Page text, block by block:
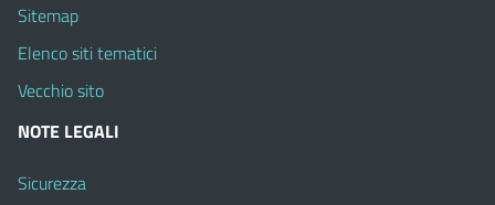
Sitemap
Elenco siti tematici
Vecchio sito
NOTE LEGALI
Sicurezza